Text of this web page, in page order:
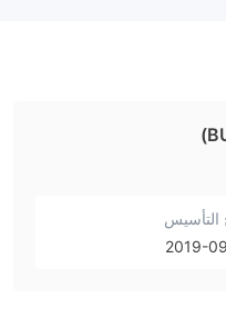
التأسيس
2019-